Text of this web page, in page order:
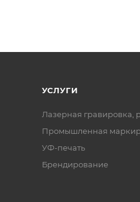
УСЛУГИ
Лазерная гравировка,
Промышленная
УФ-печать
Брендирование